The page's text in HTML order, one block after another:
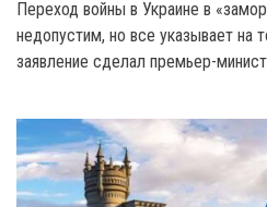
Переход войны в Украине в
недопустим, но все указывает на
заявление сделал премьер-